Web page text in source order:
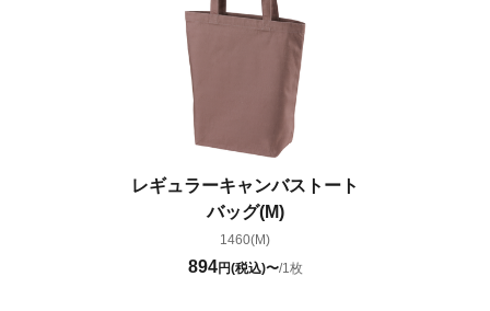
レギュラーキャンバストート
バッグ(M)
1460(M)
894円(税込)〜/1枚